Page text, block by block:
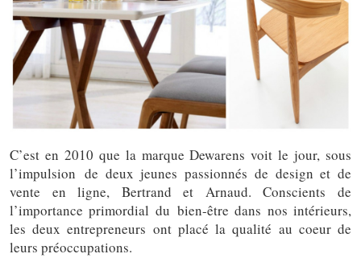
C’est en 2010 que la marque Dewarens voit le jour, sous
l’impulsion de deux jeunes passionnés de design et de
vente en ligne, Bertrand et Arnaud. Conscients de
l’importance primordial du bien-être dans nos intérieurs,
les deux entrepreneurs ont placé la qualité au coeur de
leurs préoccupations.